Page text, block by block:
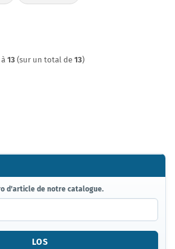
à 13(sur un total de 13)
d'article de notre catalogue.
LOS